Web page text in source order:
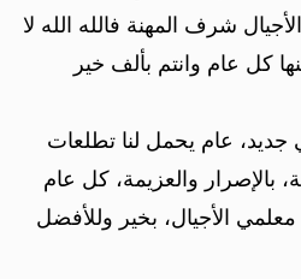
شرف المهنة فالله الله لا
كل عام وانتم بألف خير
جديد، عام يحمل لنا تطلعات
بالإصرار والعزيمة، كل عام
معلمي الأجيال، بخير وللأفضل